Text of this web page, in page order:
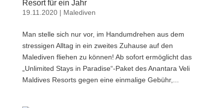
Resort für ein Jahr
19.11.2020| Malediven
Man stelle sich nur vor, im Handumdrehen aus dem
stressigen Alltag in ein zweites Zuhause auf den
Malediven fliehen zu können! Ab sofort ermöglicht das
„Unlimited Stays in Paradise“-Paket des Anantara Veli
Maldives Resorts gegen eine einmalige Gebühr,...